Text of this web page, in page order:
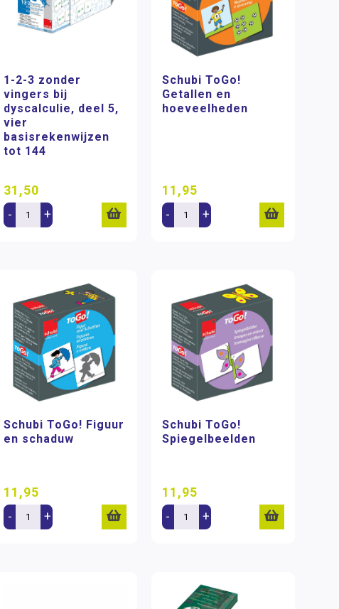
1-2-3 zonder
vingers bij
dyscalculie, deel 5,
vier
basisrekenwijzen
tot 144
31,50
- +
Schubi ToGo!
Getallen en
hoeveelheden
11,95
- +
Schubi ToGo! Figuur
en schaduw
11,95
- +
Schubi ToGo!
Spiegelbeelden
11,95
- +